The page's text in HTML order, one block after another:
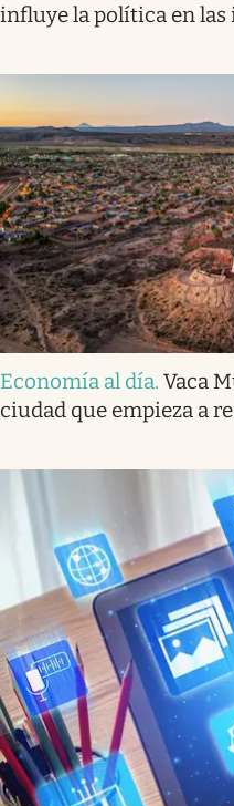
influye la política en las
Economía al día. Vaca
ciudad que empieza a